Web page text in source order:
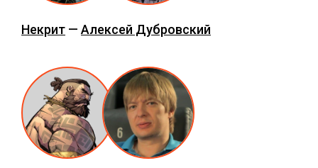
Некрит — Алексей Дубровский